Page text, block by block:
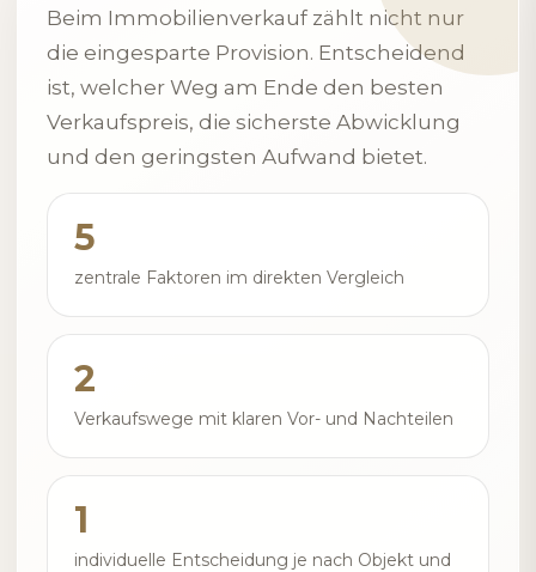
Beim Immobilienverkauf zählt nicht nur
die eingesparte Provision. Entscheidend
ist, welcher Weg am Ende den besten
Verkaufspreis, die sicherste Abwicklung
und den geringsten Aufwand bietet.
5
zentrale Faktoren im direkten Vergleich
2
Verkaufswege mit klaren Vor- und Nachteilen
1
individuelle Entscheidung je nach Objekt und